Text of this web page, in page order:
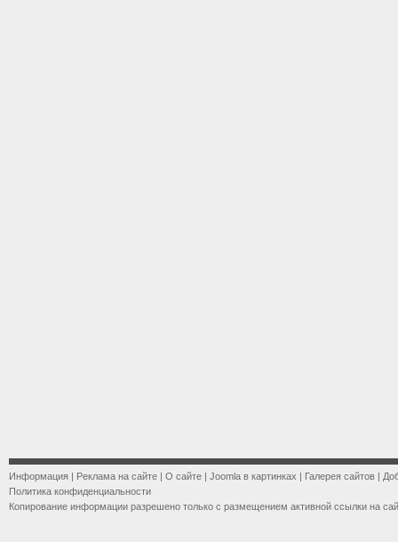
Информация | Реклама на сайте | О сайте | Joomla в картинках | Галерея сайтов |
Политика конфиденциальности
Копирование информации разрешено только с размещением активной ссылки на